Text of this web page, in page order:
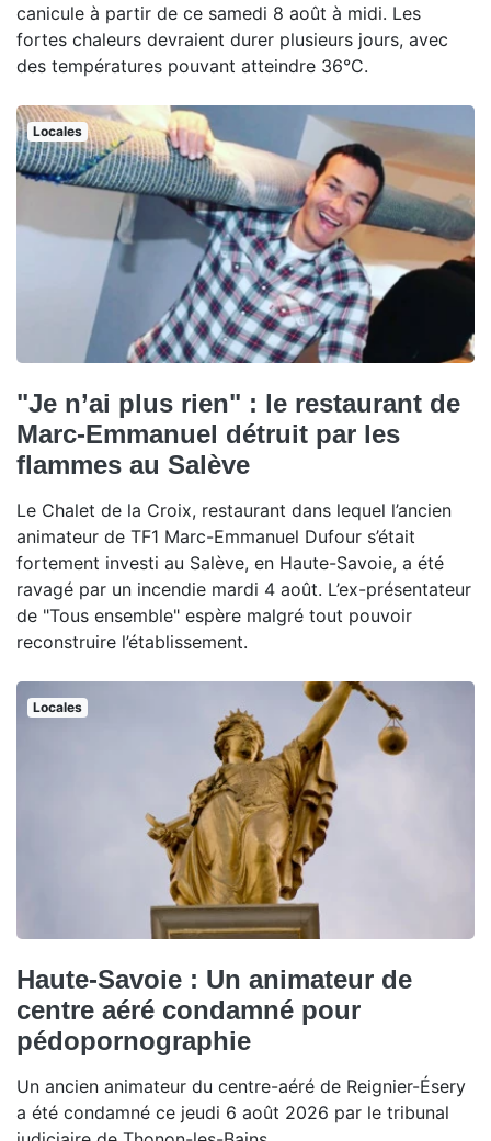
canicule à partir de ce samedi 8 août à midi. Les
fortes chaleurs devraient durer plusieurs jours, avec
des températures pouvant atteindre 36°C.
Locales
"Je n’ai plus rien" : le restaurant de
Marc-Emmanuel détruit par les
flammes au Salève
Le Chalet de la Croix, restaurant dans lequel l’ancien
animateur de TF1 Marc-Emmanuel Dufour s’était
fortement investi au Salève, en Haute-Savoie, a été
ravagé par un incendie mardi 4 août. L’ex-présentateur
de "Tous ensemble" espère malgré tout pouvoir
reconstruire l’établissement.
Locales
Haute-Savoie : Un animateur de
centre aéré condamné pour
pédopornographie
Un ancien animateur du centre-aéré de Reignier-Ésery
a été condamné ce jeudi 6 août 2026 par le tribunal